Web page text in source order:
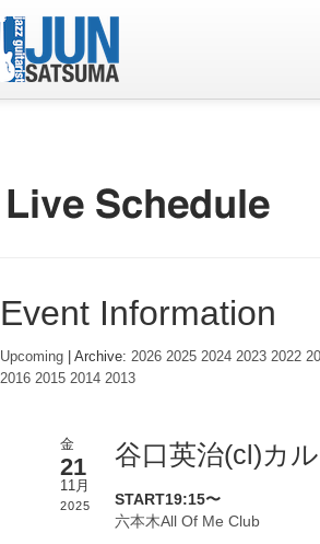
Discography
Photo
Contact
Online Lesson
Event Information
Upcoming | Archive: 2026 2025 2024 2023 2022
2016 2015 2014 2013
金
21
11月
2025
谷口英治(cl)カ
START19:15〜
六本木All Of Me Club